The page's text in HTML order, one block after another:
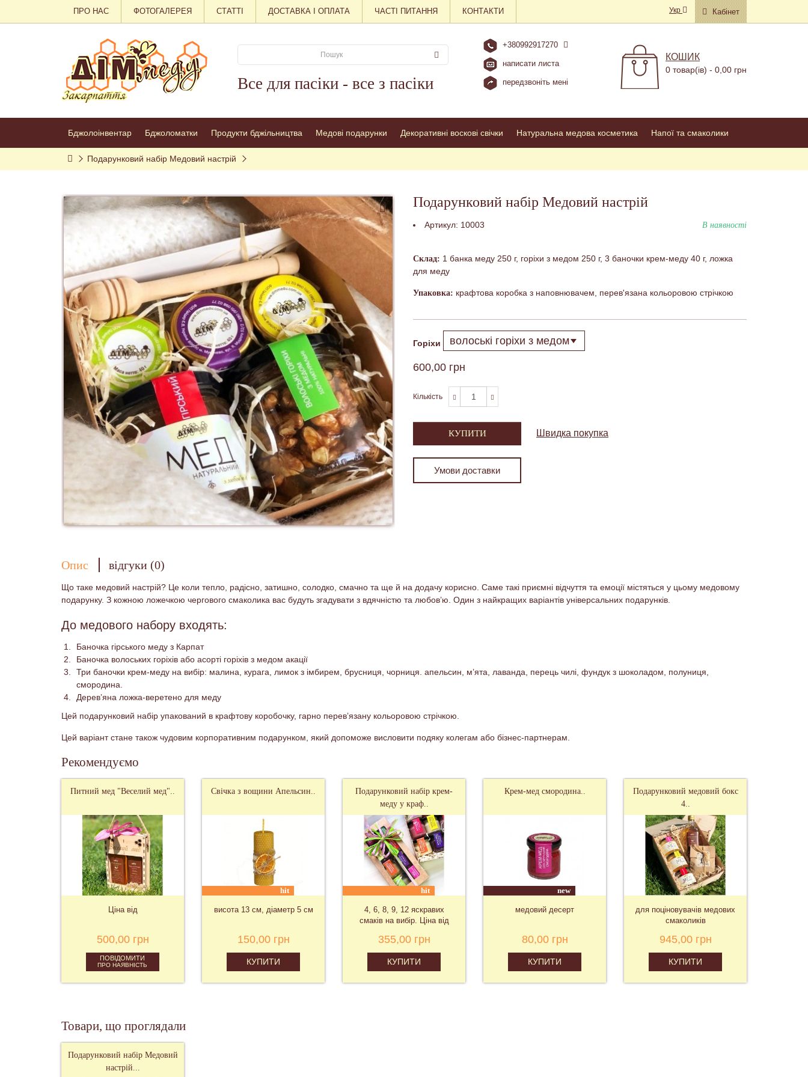
ПРО НАС ФОТОГАЛЕРЕЯ СТАТТІ ДОСТАВКА І ОПЛАТА ЧАСТІ ПИТАННЯ КОНТАКТИ Кабінет
Укр
Все для пасіки - все з пасіки
+380992917270
написати листа
передзвоніть мені
КОШИК
0 товар(ів) - 0,00 грн
Бджолоінвентар Бджоломатки Продукти бджільництва Медові подарунки Декоративні воскові свічки Натуральна медова косметика Напої та смаколики
Подарунковий набір Медовий настрій
Подарунковий набір Медовий настрій
Артикул: 10003 В наявності
Склад: 1 банка меду 250 г, горіхи з медом 250 г, 3 баночки крем-меду 40 г, ложка
для меду
Упаковка: крафтова коробка з наповнювачем, перев'язана кольоровою стрічкою
Горіхи
600,00 грн
Кількість
КУПИТИ Швидка покупка
Умови доставки
Опис відгуки (0)
Що таке медовий настрій? Це коли тепло, радісно, затишно, солодко, смачно та ще й на додачу корисно. Саме такі приємні відчуття та емоції містяться у цьому медовому
подарунку. З кожною ложечкою чергового смаколика вас будуть згадувати з вдячністю та любов’ю. Один з найкращих варіантів універсальних подарунків.
До медового набору входять:
Баночка гірського меду з Карпат
Баночка волоських горіхів або асорті горіхів з медом акації
Три баночки крем-меду на вибір: малина, курага, лимок з імбирем, брусниця, чорниця. апельсин, м’ята, лаванда, перець чилі, фундук з шоколадом, полуниця,
смородина.
Дерев’яна ложка-веретено для меду
Цей подарунковий набір упакований в крафтову коробочку, гарно перев’язану кольоровою стрічкою.
Цей варіант стане також чудовим корпоративним подарунком, який допоможе висловити подяку колегам або бізнес-партнерам.
Рекомендуємо
Питний мед "Веселий мед"..
Ціна від
500,00 грн
ПОВІДОМИТИ
ПРО НАЯВНІСТЬ
Свічка з вощини Апельсин..
hit
висота 13 см, діаметр 5 см
150,00 грн
КУПИТИ
Подарунковий набір крем-
меду у краф..
hit
4, 6, 8, 9, 12 яскравих
смаків на вибір. Ціна від
355,00 грн
КУПИТИ
Крем-мед смородина..
new
медовий десерт
80,00 грн
КУПИТИ
Подарунковий медовий бокс
4..
для поціновувачів медових
смаколиків
945,00 грн
КУПИТИ
Товари, що проглядали
Подарунковий набір Медовий
настрій...